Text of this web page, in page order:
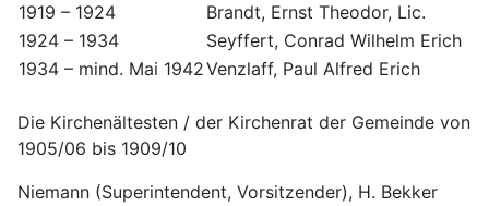
1919 – 1924
Brandt, Ernst Theodor, Lic.
1924 – 1934
Seyffert, Conrad Wilhelm Erich
1934 – mind. Mai 1942Venzlaff, Paul Alfred Erich
Die Kirchenältesten / der Kirchenrat der Gemeinde von
1905/06 bis 1909/10
Niemann (Superintendent, Vorsitzender), H. Bekker